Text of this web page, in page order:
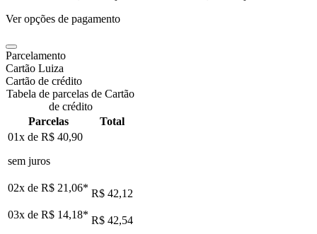
Ver opções de pagamento
Parcelamento
Cartão Luiza
Cartão de crédito
Tabela de parcelas de Cartão
de crédito
Parcelas
Total
01x de R$ 40,90
sem juros
02x de R$ 21,06* R$ 42,12
03x de R$ 14,18* R$ 42,54